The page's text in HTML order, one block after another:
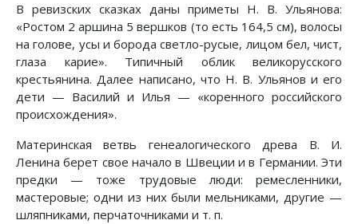
В ревизских сказках даны приметы Н. В. Ульянова:
«Ростом 2 аршина 5 вершков (то есть 164,5 см), волосы
на голове, усы и борода светло-русые, лицом бел, чист,
глаза карие». Типичный облик великорусского
крестьянина. Далее написано, что Н. В. Ульянов и его
дети — Василий и Илья — «коренного российского
происхождения».
Материнская ветвь генеалогического древа В. И.
Ленина берет свое начало в Швеции и в Германии. Эти
предки — тоже трудовые люди: ремесленники,
мастеровые; одни из них были мельниками, другие —
шляпниками, перчаточниками и т. п.